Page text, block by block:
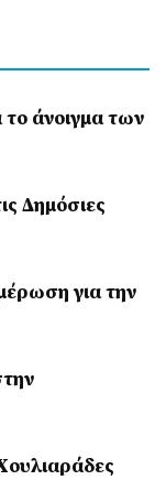
το άνοιγμα των
Δημόσιες
για την